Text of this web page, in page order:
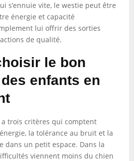
s’ennuie vite, le westie peut être
énergie et capacité
lui offrir des sorties
de qualité.
le bon
enfants en
trois critères qui comptent
la tolérance au bruit et la
dans un petit espace. Dans la
viennent moins du chien